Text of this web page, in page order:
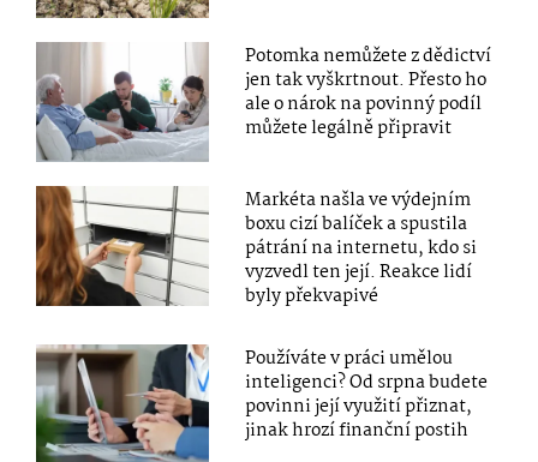
Potomka nemůžete z dědictví
jen tak vyškrtnout. Přesto ho
ale o nárok na povinný podíl
můžete legálně připravit
Markéta našla ve výdejním
boxu cizí balíček a spustila
pátrání na internetu, kdo si
vyzvedl ten její. Reakce lidí
byly překvapivé
Používáte v práci umělou
inteligenci? Od srpna budete
povinni její využití přiznat,
jinak hrozí finanční postih